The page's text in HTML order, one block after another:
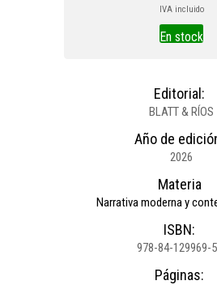
IVA incluido
En stock
Editorial:
BLATT & RÍOS
Año de
2026
Materia
Narrativa moderna y
ISBN:
978-84-129969-
Páginas: